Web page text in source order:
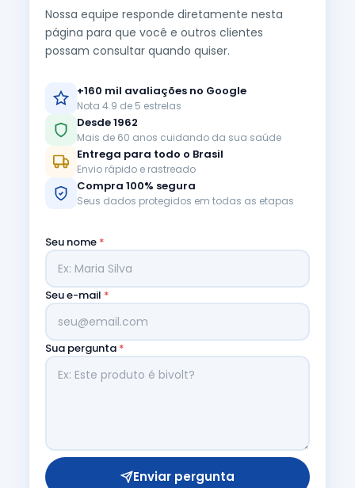
Nossa equipe responde diretamente nesta
página para que você e outros clientes
possam consultar quando quiser.
+160 mil avaliações no Google
Nota 4.9 de 5 estrelas
Desde 1962
Mais de 60 anos cuidando da sua saúde
Entrega para todo o Brasil
Envio rápido e rastreado
Compra 100% segura
Seus dados protegidos em todas as etapas
Seu nome *
Seu e-mail *
Sua pergunta *
Enviar pergunta